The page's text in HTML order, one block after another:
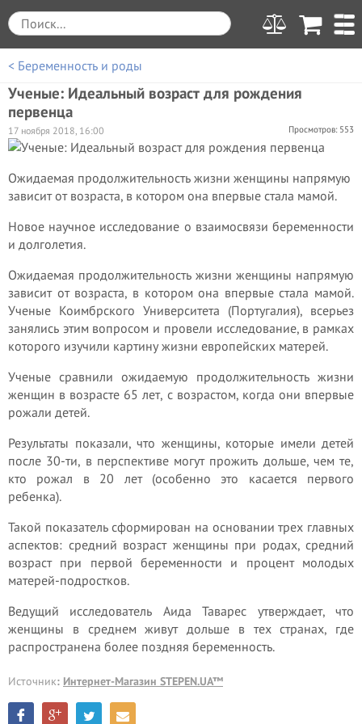
< Беременность и роды
Ученые: Идеальный возраст для рождения
первенца
Просмотров: 553
17 ноября 2018, 16:00
Ожидаемая продолжительность жизни женщины напрямую
зависит от возраста, в котором она впервые стала мамой.
Новое научное исследование о взаимосвязи беременности
и долголетия.
Ожидаемая продолжительность жизни женщины напрямую
зависит от возраста, в котором она впервые стала мамой.
Ученые Коимбрского Университета (Португалия), всерьез
занялись этим вопросом и провели исследование, в рамках
которого изучили картину жизни европейских матерей.
Ученые сравнили ожидаемую продолжительность жизни
женщин в возрасте 65 лет, с возрастом, когда они впервые
рожали детей.
Результаты показали, что женщины, которые имели детей
после 30-ти, в перспективе могут прожить дольше, чем те,
кто рожал в 20 лет (особенно это касается первого
ребенка).
Такой показатель сформирован на основании трех главных
аспектов: средний возраст женщины при родах, средний
возраст при первой беременности и процент молодых
матерей-подростков.
Ведущий исследователь Аида Таварес утверждает, что
женщины в среднем живут дольше в тех странах, где
распространена более поздняя беременность.
Источник: Интернет-Магазин STEPEN.UA™